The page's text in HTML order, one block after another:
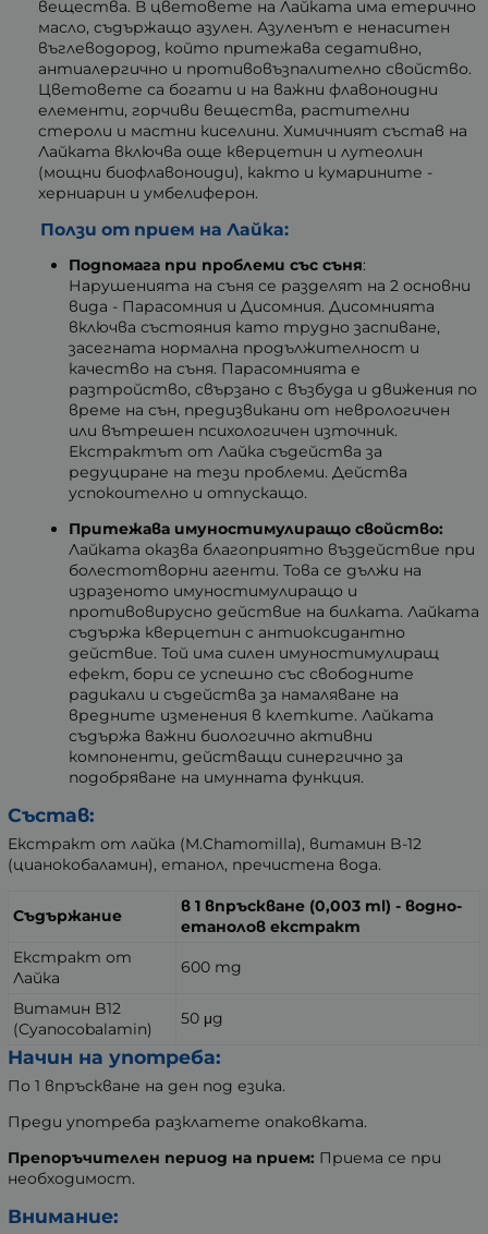
вещества. В цветовете на Лайката има етерично
масло, съдържащо азулен. Азуленът е ненаситен
въглеводород, който притежава седативно,
антиалергично и противовъзпалително свойство.
Цветовете са богати и на важни флавоноидни
елементи, горчиви вещества, растителни
стероли и мастни киселини. Химичният състав на
Лайката включва още кверцетин и лутеолин
(мощни биофлавоноиди), както и кумарините -
херниарин и умбелиферон.
Ползи от прием на Лайка:
Подпомага при проблеми със съня:
Нарушенията на съня се разделят на 2 основни
вида - Парасомния и Дисомния. Дисомнията
включва състояния като трудно заспиване,
засегната нормална продължителност и
качество на съня. Парасомнията е
разтройство, свързано с възбуда и движения по
време на сън, предизвикани от неврологичен
или вътрешен психологичен източник.
Екстрактът от Лайка съдейства за
редуциране на тези проблеми. Действа
успокоително и отпускащо.
Притежава имуностимулиращо свойство:
Лайката оказва благоприятно въздействие при
болестотворни агенти. Това се дължи на
изразеното имуностимулиращо и
противовирусно действие на билката. Лайката
съдържа кверцетин с антиоксидантно
действие. Той има силен имуностимулиращ
ефект, бори се успешно със свободните
радикали и съдейства за намаляване на
вредните изменения в клетките. Лайката
съдържа важни биологично активни
компоненти, действащи синергично за
подобряване на имунната функция.
Състав:
Екстракт от лайка (M.Chamomilla), витамин B-12
(цианокобаламин), етанол, пречистена вода.
Съдържание
в 1 впръскване (0,003 ml) - водно-
етанолов екстракт
Екстракт от
Лайка
600 mg
Витамин B12
(Cyanocobalamin)
50 μg
Начин на употреба:
По 1 впръскване на ден под езика.
Преди употреба разклатете опаковката.
Препоръчителен период на прием: Приема се при
необходимост.
Внимание: